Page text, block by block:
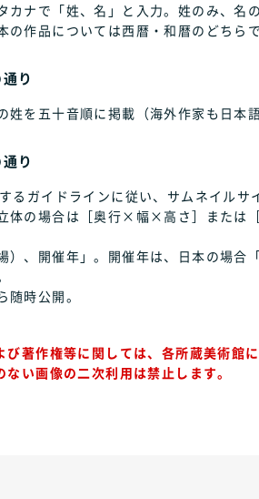
カナで「姓、名」と入力。姓のみ、名
の作品については西暦・和暦のどち
り
姓を五十音順に掲載（海外作家も日本
り
るガイドラインに従い、サムネイルサ
体の場合は［奥行×幅×高さ］または
、開催年」。開催年は、日本の場合
時公開。
著作権等に関しては、各所蔵美術館に
い画像の二次利用は禁止します。